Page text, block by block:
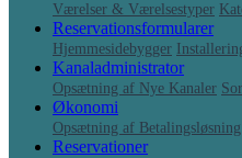
Værelser & Værelsestyper
Reservationsformularer
Hjemmesidebygger
Kanaladministrator
Opsætning af Nye Kanaler
Økonomi
Opsætning af Betalingsløsning
Reservationer